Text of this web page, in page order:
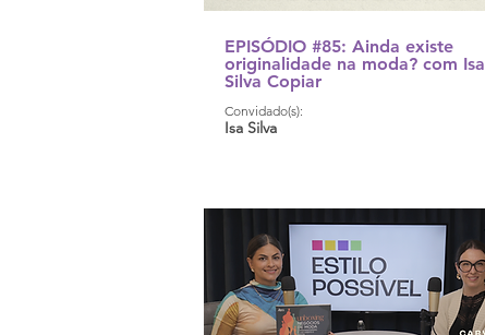
EPISÓDIO #85: Ainda existe
originalidade na moda? com Isa
Silva Copiar
Convidado(s):
Isa Silva